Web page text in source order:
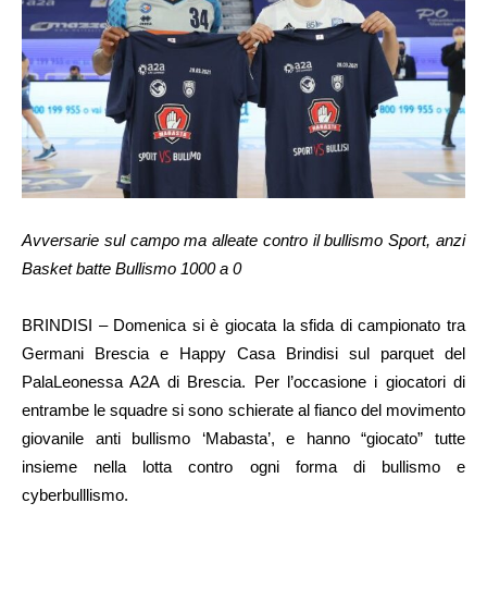
Avversarie sul campo ma alleate contro il bullismo Sport, anzi
Basket batte Bullismo 1000 a 0
BRINDISI – Domenica si è giocata la sfida di campionato tra
Germani Brescia e Happy Casa Brindisi sul parquet del
PalaLeonessa A2A di Brescia. Per l’occasione i giocatori di
entrambe le squadre si sono schierate al fianco del movimento
giovanile anti bullismo ‘Mabasta’, e hanno “giocato” tutte
insieme nella lotta contro ogni forma di bullismo e
cyberbulllismo.